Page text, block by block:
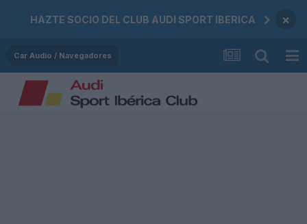
HAZTE SOCIO DEL CLUB AUDI SPORT IBERICA ×
Car Audio / Navegadores